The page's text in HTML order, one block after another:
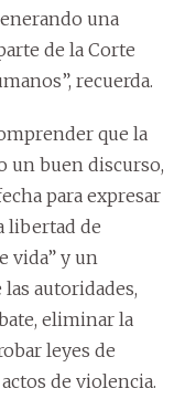
una
de la Corte
recuerda.
que la
un buen discurso,
para expresar
libertad de
vida” y un
autoridades,
eliminar la
leyes de
de violencia.